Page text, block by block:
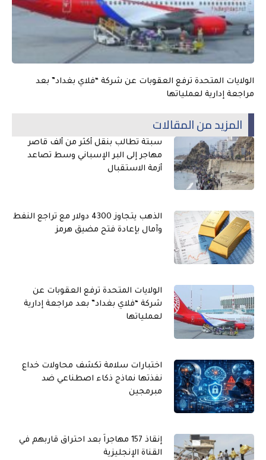
الولايات المتحدة ترفع العقوبات عن شركة “فلاي بغداد” بعد
مراجعة إدارية لعملياتها
المزيد من المقالات
سبتة تطالب بنقل أكثر من ألف قاصر
مهاجر إلى البر الإسباني وسط تصاعد
أزمة الاستقبال
الذهب يتجاوز 4300 دولار مع تراجع النفط
وآمال بإعادة فتح مضيق هرمز
الولايات المتحدة ترفع العقوبات عن
شركة “فلاي بغداد” بعد مراجعة إدارية
لعملياتها
اختبارات سلامة تكشف محاولات خداع
نفذتها نماذج ذكاء اصطناعي ضد
مبرمجين
إنقاذ 157 مهاجراً بعد احتراق قاربهم في
القناة الإنجليزية